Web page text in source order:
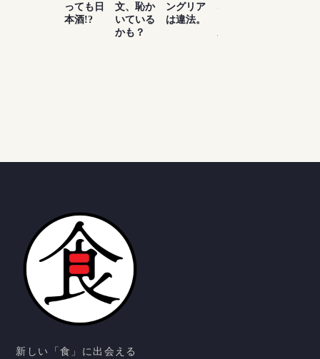
っても日
本酒!?
文、恥か
いている
かも？
ングリア
は違法。
ないけ
新しい「食」に出会える